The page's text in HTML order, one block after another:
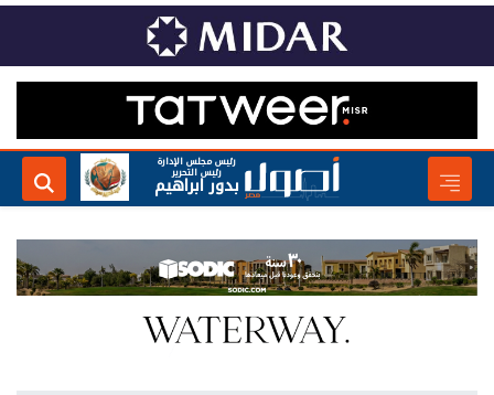
رئيس مجلس الإدارة
رئيس التحرير
بدور ابراهيم